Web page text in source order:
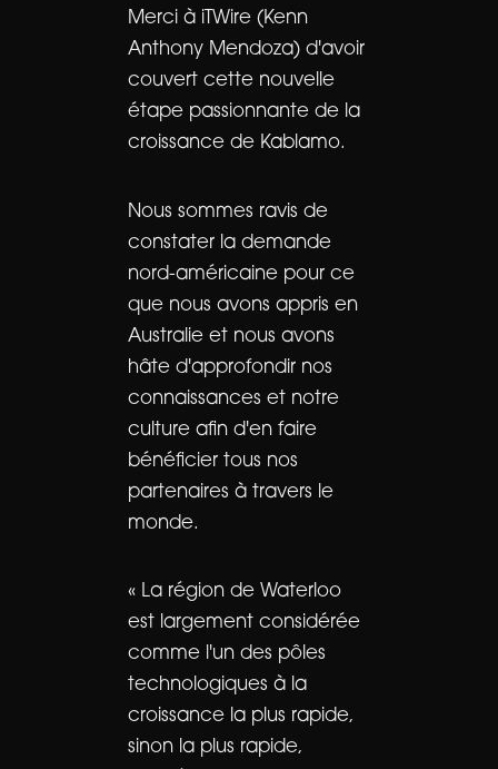
Merci à iTWire (Kenn
Anthony Mendoza) d'avoir
couvert cette nouvelle
étape passionnante de la
croissance de Kablamo.
Nous sommes ravis de
constater la demande
nord-américaine pour ce
que nous avons appris en
Australie et nous avons
hâte d'approfondir nos
connaissances et notre
culture afin d'en faire
bénéficier tous nos
partenaires à travers le
monde.
« La région de Waterloo
est largement considérée
comme l'un des pôles
technologiques à la
croissance la plus rapide,
sinon la plus rapide,